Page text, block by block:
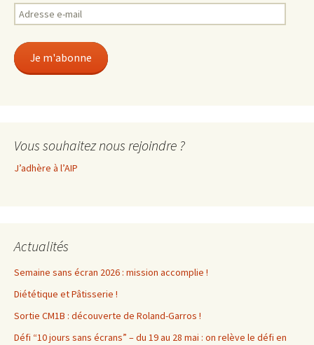
Adresse
e-
Je m'abonne
Vous souhaitez nous rejoindre ?
J’adhère à l’AIP
Actualités
Semaine sans écran 2026 : mission accomplie !
Diététique et Pâtisserie !
Sortie CM1B : découverte de Roland-Garros !
Défi “10 jours sans écrans” – du 19 au 28 mai : on relève le défi en